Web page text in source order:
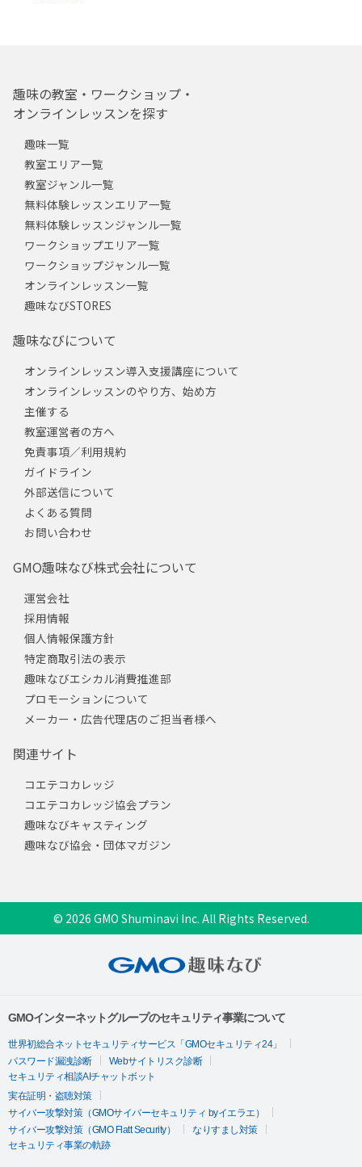
趣味の教室・ワークショップ・
オンラインレッスンを探す
趣味一覧
教室エリア一覧
教室ジャンル一覧
無料体験レッスンエリア一覧
無料体験レッスンジャンル一覧
ワークショップエリア一覧
ワークショップジャンル一覧
オンラインレッスン一覧
趣味なびSTORES
趣味なびについて
オンラインレッスン導入支援講座について
オンラインレッスンのやり方、始め方
主催する
教室運営者の方へ
免責事項／利用規約
ガイドライン
外部送信について
よくある質問
お問い合わせ
GMO趣味なび株式会社について
運営会社
採用情報
個人情報保護方針
特定商取引法の表示
趣味なびエシカル消費推進部
プロモーションについて
メーカー・広告代理店のご担当者様へ
関連サイト
コエテコカレッジ
コエテコカレッジ協会プラン
趣味なびキャスティング
趣味なび協会・団体マガジン
© 2026 GMO Shuminavi Inc. All Rights Reserved.